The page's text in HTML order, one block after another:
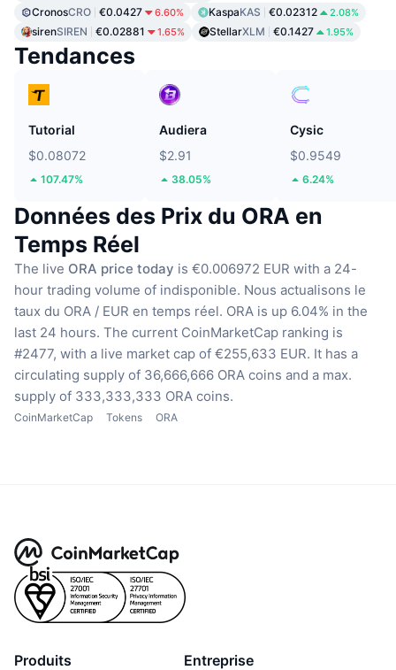
CronosCRO €0.0427 6.60% KaspaKAS €0.02312 2.08%
sirenSIREN €0.02881 1.65% StellarXLM €0.1427 1.95%
Tendances
Tutorial
$0.08072
107.47%
Audiera
$2.91
38.05%
Cysic
$0.9549
6.24%
Données des Prix du ORA en
Temps Réel
The live ORA price today is €0.006972 EUR with a 24-
hour trading volume of indisponible. Nous actualisons le
taux du ORA / EUR en temps réel. ORA is up 6.04% in the
last 24 hours. The current CoinMarketCap ranking is
#2477, with a live market cap of €255,633 EUR. It has a
circulating supply of 36,666,666 ORA coins and a max.
supply of 333,333,333 ORA coins.
CoinMarketCap Tokens ORA
Produits Entreprise